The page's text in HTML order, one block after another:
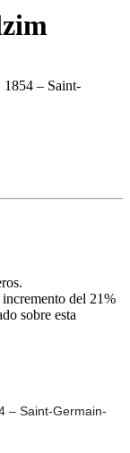
– Saint-
del 21%
sobre esta
– Saint-Germain-